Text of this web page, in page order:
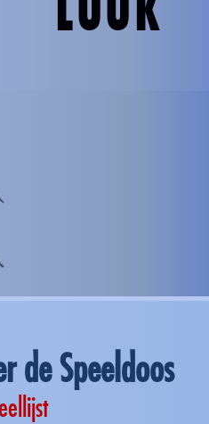
de Speeldoos